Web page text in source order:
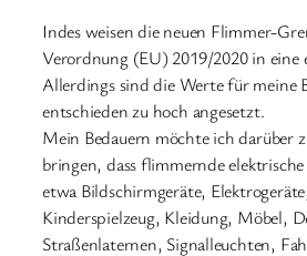
Indes weisen die neuen Flimmer-
Verordnung (EU) 2019/2020 in eine
Allerdings sind die Werte für meine
entschieden zu hoch angesetzt.
Mein Bedauern möchte ich darüber
bringen, dass flimmernde
etwa Bildschirmgeräte,
Kinderspielzeug, Kleidung, Möbel,
Straßenlaternen, Signalleuchten,